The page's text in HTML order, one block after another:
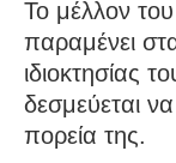
Το μέλλον
παραμένει
ιδιοκτησίας
δεσμεύεται
πορεία της.